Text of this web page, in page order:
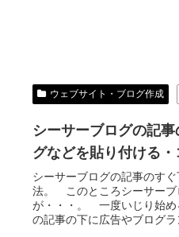
ウェブサイト・ブログ作成
シーサーブログの記
グなどを貼り付ける
シーサーブログの記事のす
法。 このところシーサーブ
が・・・。 一度いじり始
の記事の下に広告やブログ